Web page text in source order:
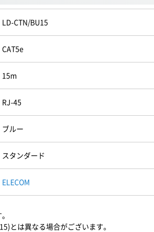
LD-CTN/BU15
CAT5e
15m
RJ-45
ブルー
スタンダード
ELECOM
とは異なる場合がございます。